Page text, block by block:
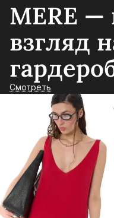
MERE
взгляд
Смотреть